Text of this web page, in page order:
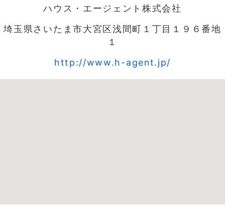
ハウス・エージェント株式会社
埼玉県さいたま市大宮区浅間町１丁目１９６番地
１
http://www.h-agent.jp/